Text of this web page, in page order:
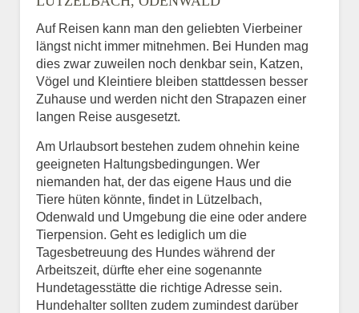
Auf Reisen kann man den geliebten Vierbeiner
längst nicht immer mitnehmen. Bei Hunden mag
dies zwar zuweilen noch denkbar sein, Katzen,
Vögel und Kleintiere bleiben stattdessen besser
Zuhause und werden nicht den Strapazen einer
langen Reise ausgesetzt.
Am Urlaubsort bestehen zudem ohnehin keine
geeigneten Haltungsbedingungen. Wer
niemanden hat, der das eigene Haus und die
Tiere hüten könnte, findet in Lützelbach,
Odenwald und Umgebung die eine oder andere
Tierpension. Geht es lediglich um die
Tagesbetreuung des Hundes während der
Arbeitszeit, dürfte eher eine sogenannte
Hundetagesstätte die richtige Adresse sein.
Hundehalter sollten zudem zumindest darüber